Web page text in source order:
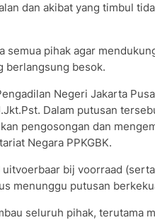
dan akibat yang timbul
semua pihak agar
berlangsung besok.
Negeri Jakarta
Dalam putusan
pengosongan dan
Negara PPKGBK.
bij voorraad
menunggu putusan
seluruh pihak, terutama